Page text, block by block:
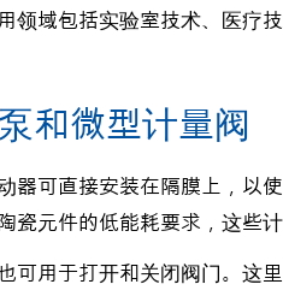
领域包括实验室技术、医疗
和微型计量阀
器可直接安装在隔膜上，以
瓷元件的低能耗要求，这些
可用于打开和关闭阀门。这